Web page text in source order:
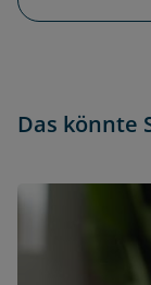
Das könnte